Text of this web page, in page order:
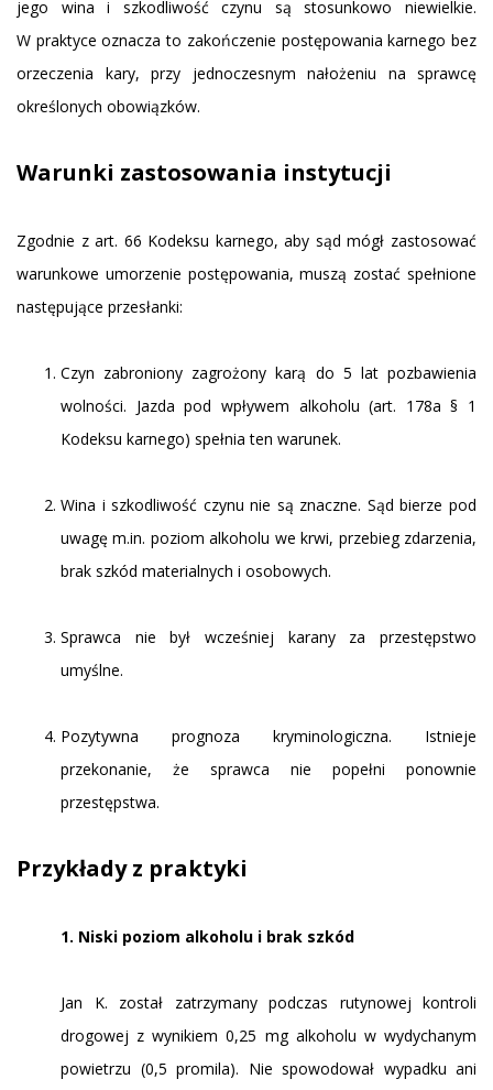
jego wina i szkodliwość czynu są stosunkowo niewielkie.
W praktyce oznacza to zakończenie postępowania karnego bez
orzeczenia kary, przy jednoczesnym nałożeniu na sprawcę
określonych obowiązków.
Warunki zastosowania instytucji
Zgodnie z art. 66 Kodeksu karnego, aby sąd mógł zastosować
warunkowe umorzenie postępowania, muszą zostać spełnione
następujące przesłanki:
Czyn zabroniony zagrożony karą do 5 lat pozbawienia
wolności. Jazda pod wpływem alkoholu (art. 178a § 1
Kodeksu karnego) spełnia ten warunek.
Wina i szkodliwość czynu nie są znaczne. Sąd bierze pod
uwagę m.in. poziom alkoholu we krwi, przebieg zdarzenia,
brak szkód materialnych i osobowych.
Sprawca nie był wcześniej karany za przestępstwo
umyślne.
Pozytywna prognoza kryminologiczna. Istnieje
przekonanie, że sprawca nie popełni ponownie
przestępstwa.
Przykłady z praktyki
1. Niski poziom alkoholu i brak szkód
Jan K. został zatrzymany podczas rutynowej kontroli
drogowej z wynikiem 0,25 mg alkoholu w wydychanym
powietrzu (0,5 promila). Nie spowodował wypadku ani